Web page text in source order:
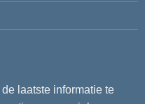
laatste informatie te